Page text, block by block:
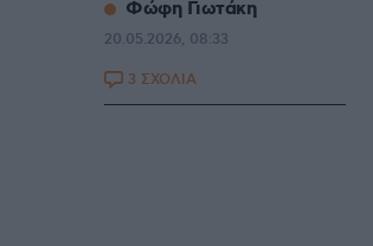
Φώφη Γιωτάκη
20.05.2026, 08:33
3 ΣΧΟΛΙΑ